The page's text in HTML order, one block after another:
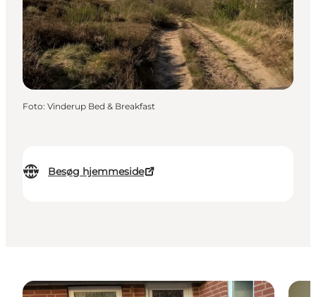
Besøg hjemmeside
Foto: Vinderup Bed & Breakfast